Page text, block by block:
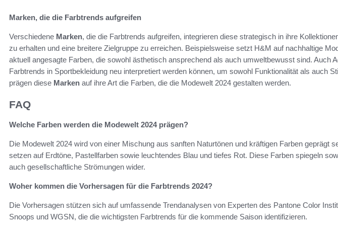
Marken, die die Farbtrends aufgreifen
Verschiedene Marken, die die Farbtrends aufgreifen, integrieren diese strategisch in ihre
zu erhalten und eine breitere Zielgruppe zu erreichen. Beispielsweise setzt H&M auf nachhaltige
aktuell angesagte Farben, die sowohl ästhetisch ansprechend als auch umweltbewusst sind. Auch
Farbtrends in Sportbekleidung neu interpretiert werden können, um sowohl Funktionalität als auch
prägen diese Marken auf ihre Art die Farben, die die Modewelt 2024 gestalten werden.
FAQ
Welche Farben werden die Modewelt 2024 prägen?
Die Modewelt 2024 wird von einer Mischung aus sanften Naturtönen und kräftigen Farben geprägt
setzen auf Erdtöne, Pastellfarben sowie leuchtendes Blau und tiefes Rot. Diese Farben spiegeln
auch gesellschaftliche Strömungen wider.
Woher kommen die Vorhersagen für die Farbtrends 2024?
Die Vorhersagen stützen sich auf umfassende Trendanalysen von Experten des Pantone Color
Snoops und WGSN, die die wichtigsten Farbtrends für die kommende Saison identifizieren.